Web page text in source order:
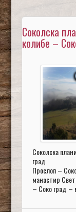
Соколска
колибе –
Соколска
град
Прослоп –
манастир
– Соко град –